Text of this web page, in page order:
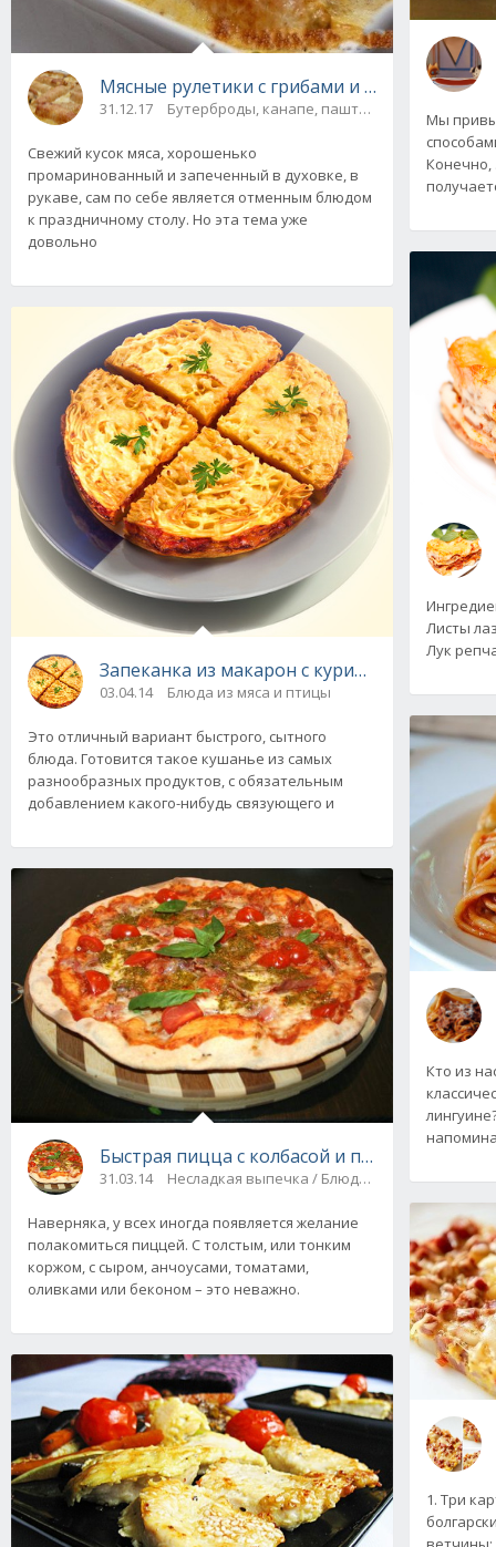
Мясные рулетики с грибами и сыром к
31.12.17 Бутерброды, канапе, паштеты / Закусочные
Свежий кусок мяса, хорошенько
промаринованный и запеченный в духовке, в
рукаве, сам по себе является отменным блюдом
к праздничному столу. Но эта тема уже
довольно
Запеканка из макарон с курицей. Рецепт
03.04.14 Блюда из мяса и птицы
Это отличный вариант быстрого, сытного
блюда. Готовится такое кушанье из самых
разнообразных продуктов, с обязательным
добавлением какого-нибудь связующего и
Быстрая пицца с колбасой и помидорами на
31.03.14 Несладкая выпечка / Блюда из мяса и птицы
Наверняка, у всех иногда появляется желание
полакомиться пиццей. С толстым, или тонким
коржом, с сыром, анчоусами, томатами,
оливками или беконом – это неважно.
Мы
Конечно,
Листы
Лук
Кто из
1. Три